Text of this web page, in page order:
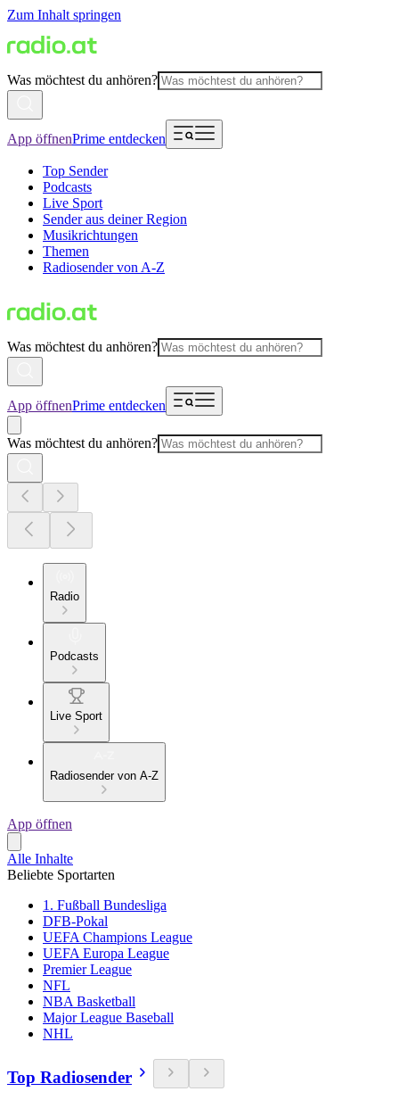
Zum Inhalt springen
Was möchtest du anhören?
App öffnenPrime entdecken
Top Sender
Podcasts
Live Sport
Sender aus deiner Region
Musikrichtungen
Themen
Radiosender von A-Z
Was möchtest du anhören?
App öffnenPrime entdecken
Was möchtest du anhören?
Radio
Podcasts
Live Sport
Radiosender von A-Z
App öffnen
Alle Inhalte
Beliebte Sportarten
1. Fußball Bundesliga
DFB-Pokal
UEFA Champions League
UEFA Europa League
Premier League
NFL
NBA Basketball
Major League Baseball
NHL
Top Radiosender